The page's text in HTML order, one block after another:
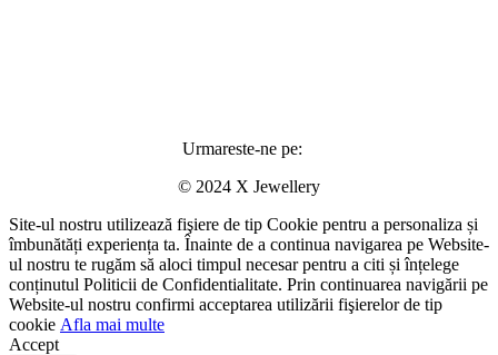
Urmareste-ne pe:
© 2024 X Jewellery
Site-ul nostru utilizează fişiere de tip Cookie pentru a personaliza și
îmbunătăți experiența ta. Înainte de a continua navigarea pe Website-
ul nostru te rugăm să aloci timpul necesar pentru a citi și înțelege
conținutul Politicii de Confidentialitate. Prin continuarea navigării pe
Website-ul nostru confirmi acceptarea utilizării fişierelor de tip
cookie Afla mai multe
Accept